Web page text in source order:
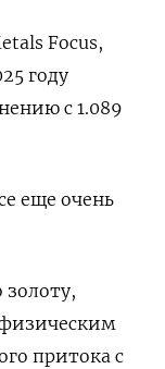
Focus,
году
с 1.089
еще очень
притока с